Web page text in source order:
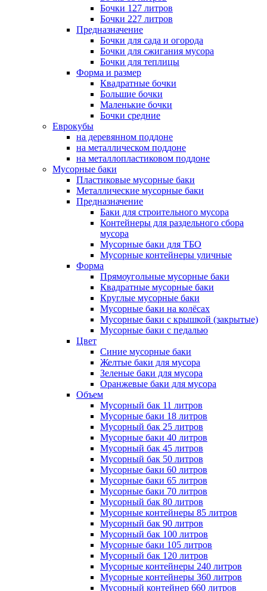
Бочки 127 литров
Бочки 227 литров
Предназначение
Бочки для сада и огорода
Бочки для сжигания мусора
Бочки для теплицы
Форма и размер
Квадратные бочки
Большие бочки
Маленькие бочки
Бочки средние
Еврокубы
на деревянном поддоне
на металлическом поддоне
на металлопластиковом поддоне
Мусорные баки
Пластиковые мусорные баки
Металлические мусорные баки
Предназначение
Баки для строительного мусора
Контейнеры для раздельного сбора
мусора
Мусорные баки для ТБО
Мусорные контейнеры уличные
Форма
Прямоугольные мусорные баки
Квадратные мусорные баки
Круглые мусорные баки
Мусорные баки на колёсах
Мусорные баки с крышкой (закрытые)
Мусорные баки с педалью
Цвет
Синие мусорные баки
Желтые баки для мусора
Зеленые баки для мусора
Оранжевые баки для мусора
Объем
Мусорный бак 11 литров
Мусорные баки 18 литров
Мусорный бак 25 литров
Мусорные баки 40 литров
Мусорный бак 45 литров
Мусорный бак 50 литров
Мусорные баки 60 литров
Мусорные баки 65 литров
Мусорные баки 70 литров
Мусорный бак 80 литров
Мусорные контейнеры 85 литров
Мусорный бак 90 литров
Мусорный бак 100 литров
Мусорные баки 105 литров
Мусорный бак 120 литров
Мусорные контейнеры 240 литров
Мусорные контейнеры 360 литров
Мусорный контейнер 660 литров